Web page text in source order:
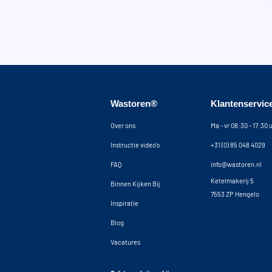
Wastoren®
Over ons
Instructie video's
FAQ
Binnen Kijken Bij
Inspiratie
Blog
Vacatures
Ma - vr 08:30 - 17:30
+31 (0) 85 048 4029
info@wastoren.nl
Ketelmakerij 5
7553 ZP Hengelo